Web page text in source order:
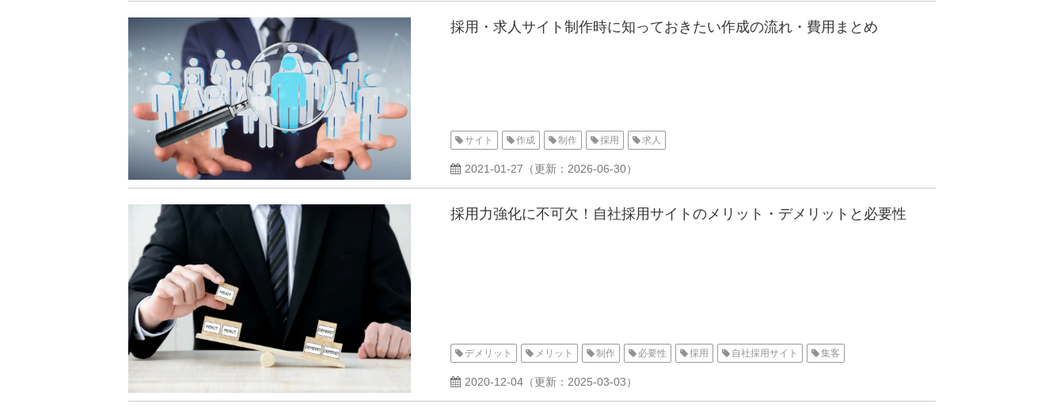
採用・求人サイト制作時に知っておきたい作成の流れ・費用まとめ
サイト 作成 制作 採用 求人
2021-01-27 （更新： 2026-06-30）
採用力強化に不可欠！自社採用サイトのメリット・デメリットと必要性
デメリット メリット 制作 必要性 採用 自社採用サイト 集客
2020-12-04 （更新： 2025-03-03）